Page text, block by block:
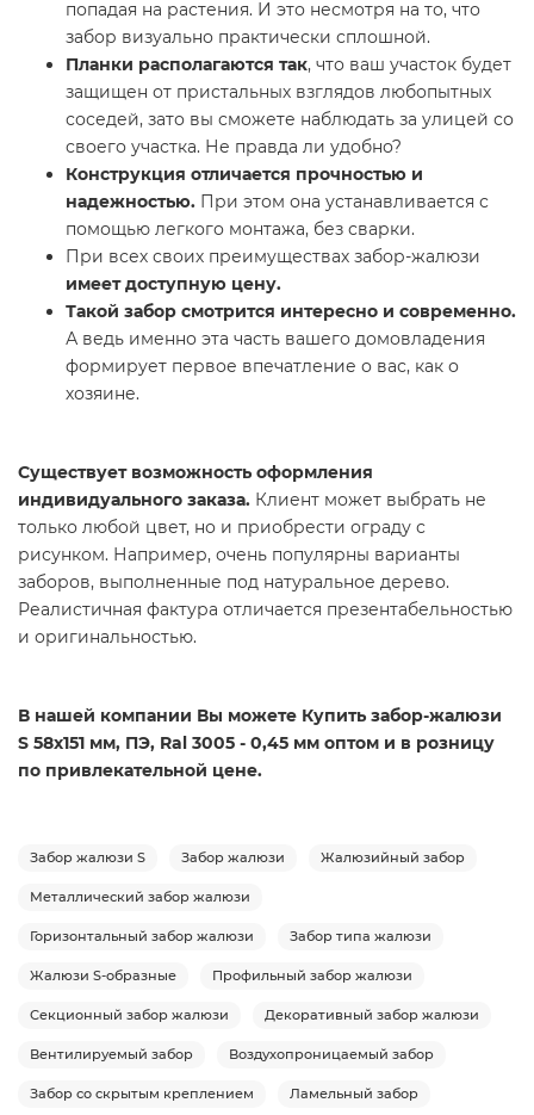
попадая на растения. И это несмотря на то, что
забор визуально практически сплошной.
Планки располагаются так, что ваш участок будет
защищен от пристальных взглядов любопытных
соседей, зато вы сможете наблюдать за улицей со
своего участка. Не правда ли удобно?
Конструкция отличается прочностью и
надежностью. При этом она устанавливается с
помощью легкого монтажа, без сварки.
При всех своих преимуществах забор-жалюзи
имеет доступную цену.
Такой забор смотрится интересно и современно.
А ведь именно эта часть вашего домовладения
формирует первое впечатление о вас, как о
хозяине.
Существует возможность оформления
индивидуального заказа. Клиент может выбрать не
только любой цвет, но и приобрести ограду с
рисунком. Например, очень популярны варианты
заборов, выполненные под натуральное дерево.
Реалистичная фактура отличается презентабельностью
и оригинальностью.
В нашей компании Вы можете Купить забор-жалюзи
S 58х151 мм, ПЭ, Ral 3005 - 0,45 мм оптом и в розницу
по привлекательной цене.
Забор жалюзи S Забор жалюзи Жалюзийный забор
Металлический забор жалюзи
Горизонтальный забор жалюзи Забор типа жалюзи
Жалюзи S-образные Профильный забор жалюзи
Секционный забор жалюзи Декоративный забор жалюзи
Вентилируемый забор Воздухопроницаемый забор
Забор со скрытым креплением Ламельный забор